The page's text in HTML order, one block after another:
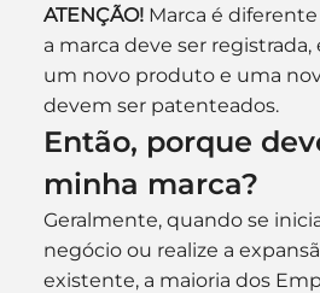
ATENÇÃO! Marca é
a marca deve ser
um novo produto e uma
devem ser patenteados.
Então, porque
minha marca?
Geralmente, quando se
negócio ou realize a
existente, a maioria dos